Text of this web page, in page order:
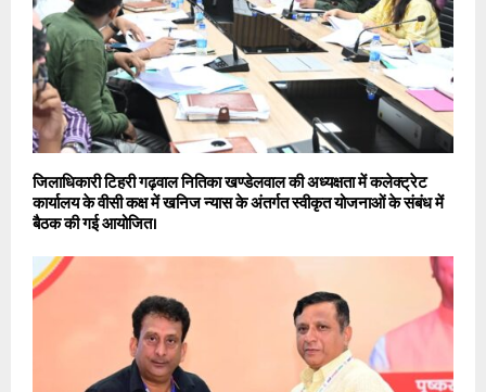
जिलाधिकारी टिहरी गढ़वाल नितिका खण्डेलवाल की अध्यक्षता में कलेक्ट्रेट
कार्यालय के वीसी कक्ष में खनिज न्यास के अंतर्गत स्वीकृत योजनाओं के संबंध में
बैठक की गई आयोजित।